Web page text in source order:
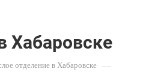
Хабаровске
отделение в Хабаровске —